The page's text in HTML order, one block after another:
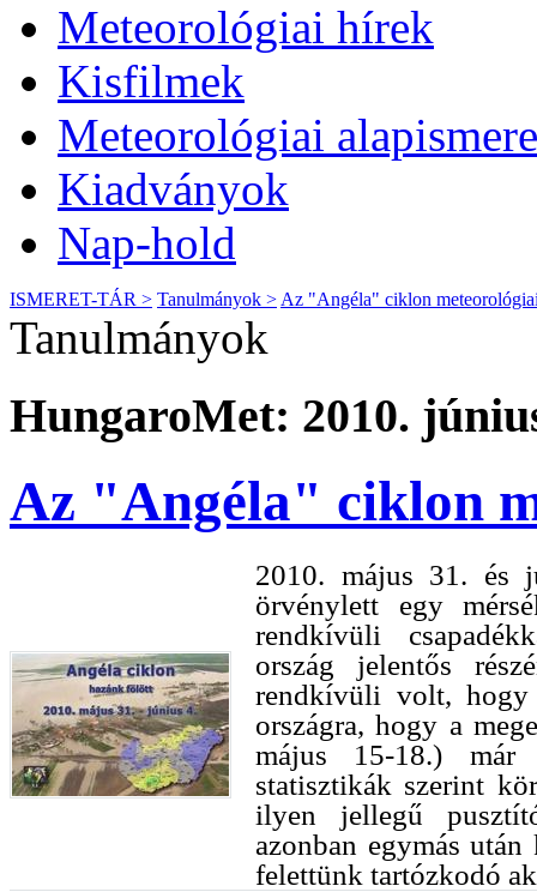
Meteorológiai hírek
Kisfilmek
Meteorológiai
Kiadványok
Nap-hold
ISMERET-TÁR > Tanulmányok > Az "Angéla" ciklon
Tanulmányok
HungaroMet: 2010.
Az "Angéla" ciklon
2010. május 31. és
örvénylett egy
rendkívüli
ország jelentős
rendkívüli volt, hogy
országra, hogy a
május 15-18.) már
statisztikák szerint
ilyen jellegű
azonban egymás
felettünk tartózkodó